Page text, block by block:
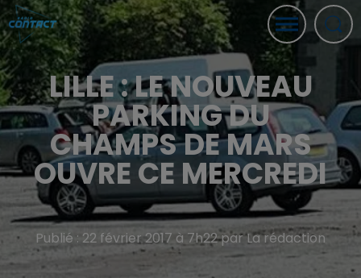
LILLE : LE NOUVEAU
PARKING DU
CHAMPS DE MARS
OUVRE CE MERCREDI
Publié : 22 février 2017 à 7h22 par La rédaction